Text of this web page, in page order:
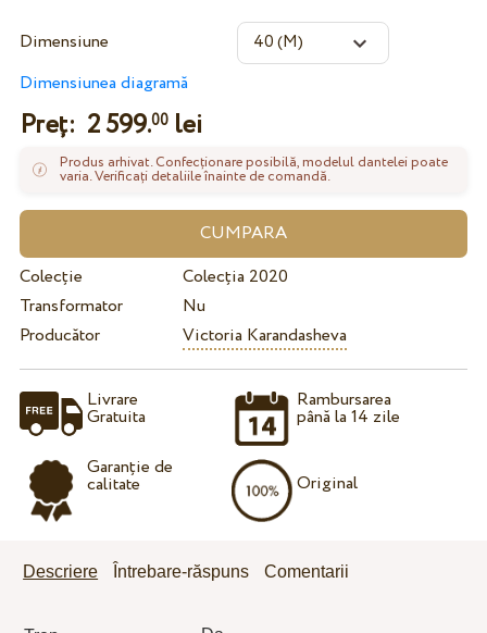
Dimensiune
Dimensiunea diagramă
Preț: 2 599.00lei
Produs arhivat. Confecționare posibilă, modelul dantelei poate
varia. Verificați detaliile înainte de comandă.
Colecție
Colecția 2020
Transformator
Nu
Producător
Victoria Karandasheva
Livrare
Gratuita
Garanție de
calitate
Rambursarea
până la 14 zile
Original
Descriere Întrebare-răspuns Comentarii